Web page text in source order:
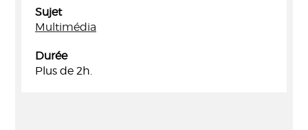
Sujet
Multimédia
Durée
Plus de 2h.